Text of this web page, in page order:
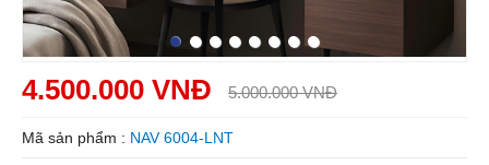
4.500.000 VNĐ 5.000.000 VNĐ
Mã sản phẩm : NAV 6004-LNT